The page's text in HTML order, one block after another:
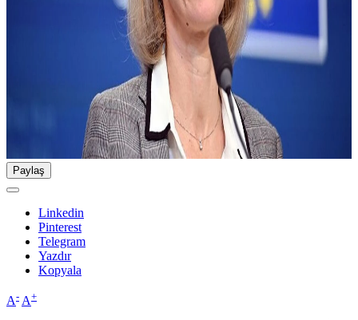
Paylaş
Linkedin
Pinterest
Telegram
Yazdır
Kopyala
A- A+